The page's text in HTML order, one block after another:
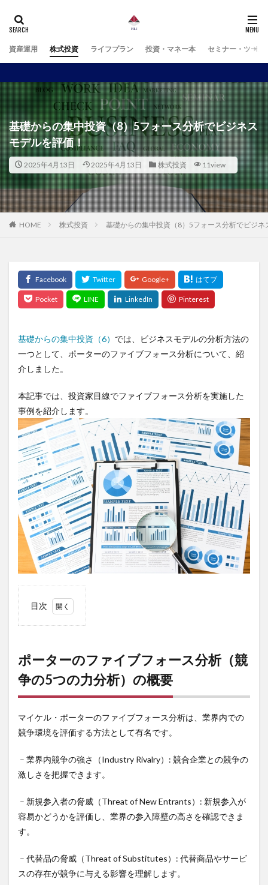
資産運用 株式投資 ライフプラン 投資・マネー本 セミナー・ツール
基礎からの集中投資（8）5フォース分析でビジネス
モデルを評価！
2025年4月13日 2025年4月13日 株式投資 11view
HOME 株式投資 基礎からの集中投資（8）5フォース分析でビジネ
基礎からの集中投資（6） では、ビジネスモデルの分析方法の
一つとして、ポーターのファイブフォース分析について、紹
介しました。
本記事では、投資家目線でファイブフォース分析を実施した
事例を紹介します。
目次
のフ
ァイ
ブフ
ォー
ス分
（競
争の
分
析）
2
のファ
ォース
分析
（Ticker
ポーターのファイブフォース分析（競
争の5つの力分析）の概要
マイケル・ポーターのファイブフォース分析は、業界内での
競争環境を評価する方法として有名です。
– 業界内競争の強さ（Industry Rivalry）: 競合企業との競争の
激しさを把握できます。
– 新規参入者の脅威（Threat of New Entrants）: 新規参入が
容易かどうかを評価し、業界の参入障壁の高さを確認できま
す。
– 代替品の脅威（Threat of Substitutes）: 代替商品やサービ
スの存在が競争に与える影響を理解します。